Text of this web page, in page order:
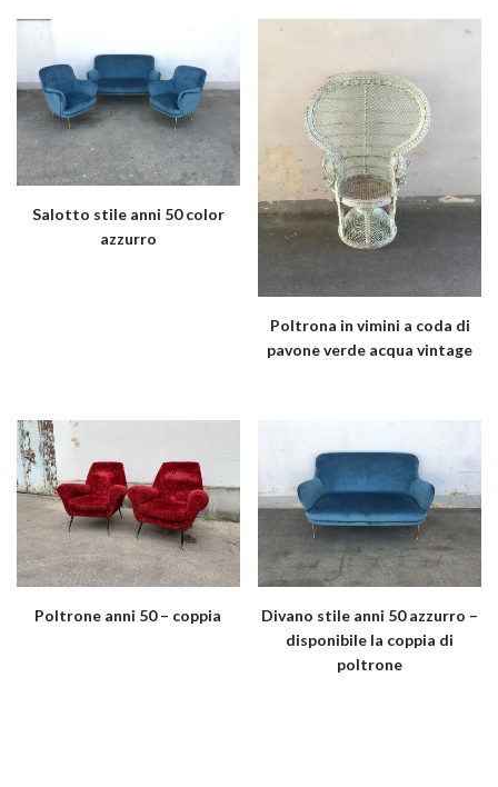
Salotto stile anni 50 color
azzurro
Poltrona in vimini a coda di
pavone verde acqua vintage
Poltrone anni 50 – coppia
Divano stile anni 50 azzurro –
disponibile la coppia di
poltrone